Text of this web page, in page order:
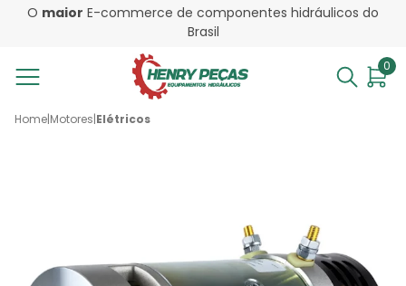
O maior E-commerce de componentes hidráulicos do
Brasil
0
Home|Motores|Elétricos